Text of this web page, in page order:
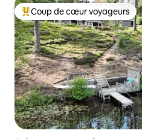
Coups de cœur voyageurs les
Coup de cœur voyageurs